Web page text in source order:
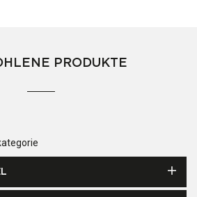
PRODUKTE